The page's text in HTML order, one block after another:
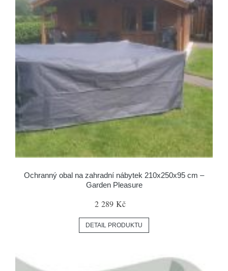
Ochranný obal na zahradní nábytek 210x250x95 cm –
Garden Pleasure
2 289 Kč
DETAIL PRODUKTU